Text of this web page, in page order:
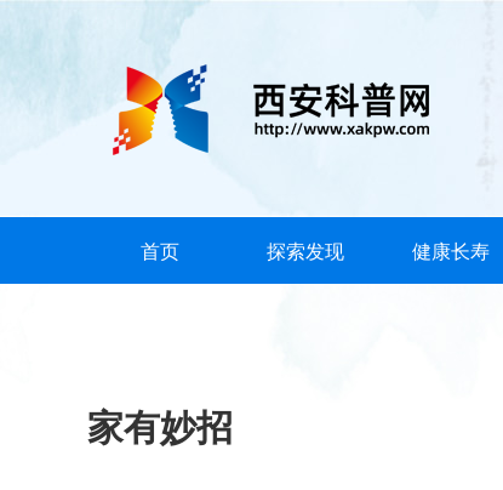
首页 探索发现 健康长寿
家有妙招